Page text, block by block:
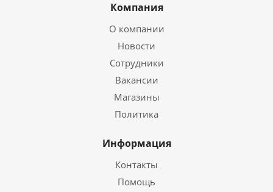
Компания
О компании
Новости
Сотрудники
Вакансии
Магазины
Политика
Информация
Контакты
Помощь